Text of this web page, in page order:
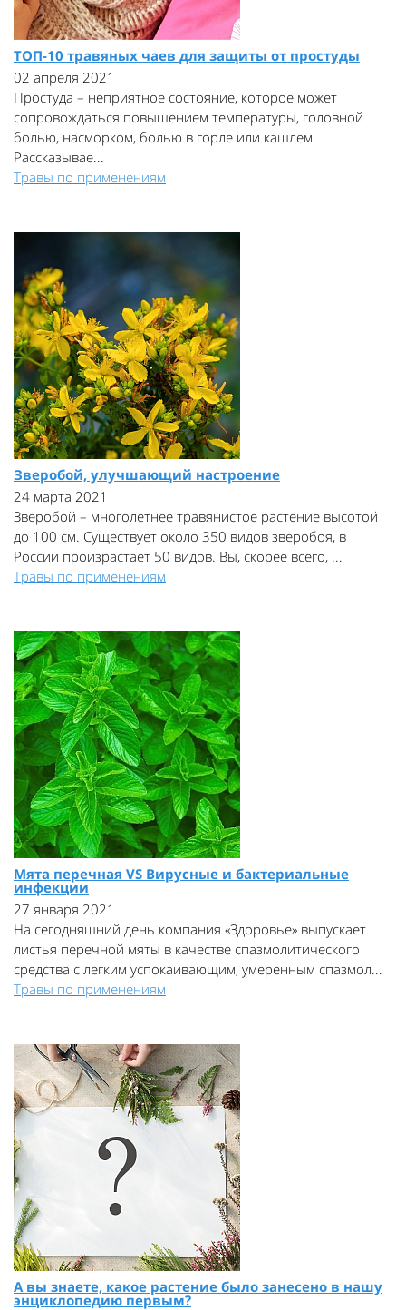
ТОП-10 травяных чаев для защиты от простуды
02 апреля 2021
Простуда – неприятное состояние, которое может
сопровождаться повышением температуры, головной
болью, насморком, болью в горле или кашлем.
Рассказывае...
Травы по применениям
Зверобой, улучшающий настроение
24 марта 2021
Зверобой – многолетнее травянистое растение высотой
до 100 см. Существует около 350 видов зверобоя, в
России произрастает 50 видов. Вы, скорее всего, ...
Травы по применениям
Мята перечная VS Вирусные и бактериальные
инфекции
27 января 2021
На сегодняшний день компания «Здоровье» выпускает
листья перечной мяты в качестве спазмолитического
средства с легким успокаивающим, умеренным спазмол...
Травы по применениям
А вы знаете, какое растение было занесено в нашу
энциклопедию первым?